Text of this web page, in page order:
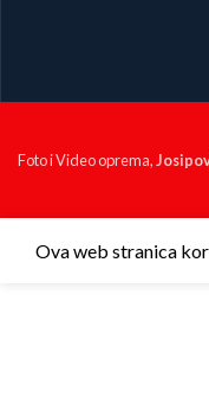
Foto i Video oprema,
Ova web stranica